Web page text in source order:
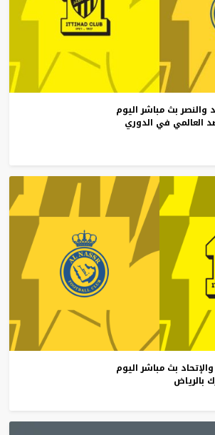
والنصر بث مباشر اليوم
العالمي في الدوري
والإتحاد بث مباشر اليوم
بالرياض